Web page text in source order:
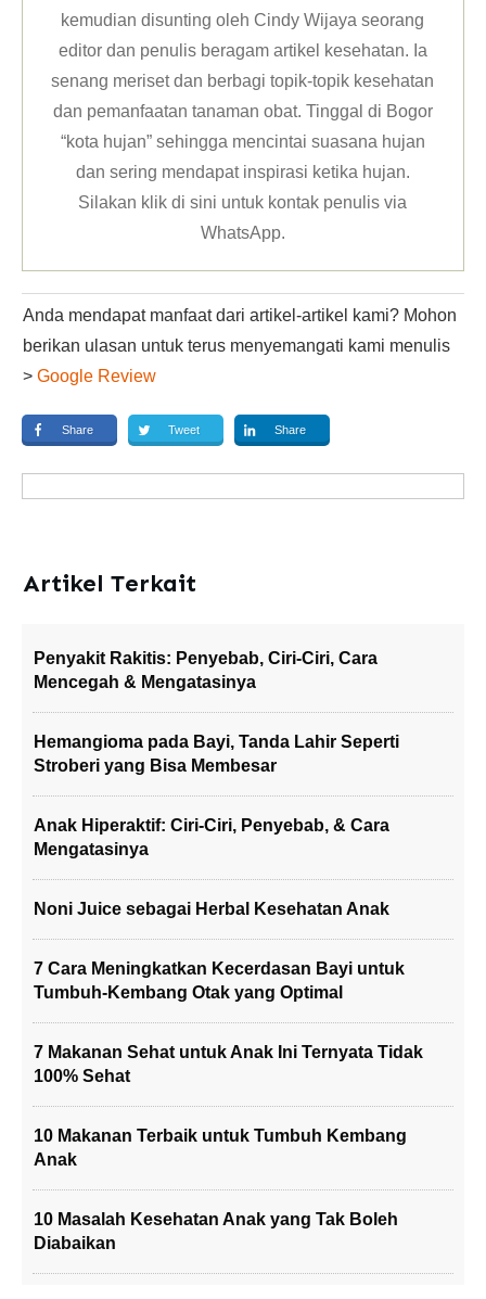
kemudian disunting oleh Cindy Wijaya seorang
editor dan penulis beragam artikel kesehatan. Ia
senang meriset dan berbagi topik-topik kesehatan
dan pemanfaatan tanaman obat. Tinggal di Bogor
“kota hujan” sehingga mencintai suasana hujan
dan sering mendapat inspirasi ketika hujan.
Silakan klikdi sini untuk kontak penulis via
WhatsApp.
Anda mendapat manfaat dari artikel-artikel kami? Mohon
berikan ulasan untuk terus menyemangati kami menulis
> Google Review
Share Tweet Share
Artikel Terkait
Penyakit Rakitis: Penyebab, Ciri-Ciri, Cara
Mencegah & Mengatasinya
Hemangioma pada Bayi, Tanda Lahir Seperti
Stroberi yang Bisa Membesar
Anak Hiperaktif: Ciri-Ciri, Penyebab, & Cara
Mengatasinya
Noni Juice sebagai Herbal Kesehatan Anak
7 Cara Meningkatkan Kecerdasan Bayi untuk
Tumbuh-Kembang Otak yang Optimal
7 Makanan Sehat untuk Anak Ini Ternyata Tidak
100% Sehat
10 Makanan Terbaik untuk Tumbuh Kembang
Anak
10 Masalah Kesehatan Anak yang Tak Boleh
Diabaikan